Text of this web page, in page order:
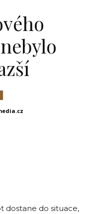
dostane do situace,